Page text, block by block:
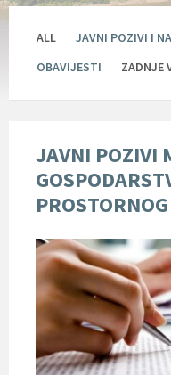
ALL JAVNI POZIVI I
OBAVIJESTI
ZADNJE
JAVNI POZIVI